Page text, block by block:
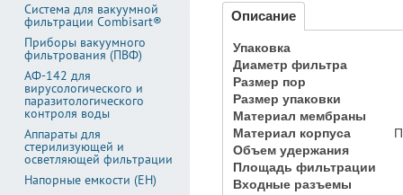
Описание
Упаковка
Диаметр фильтра
Размер пор
Размер упаковки
Материал мембраны
Материал корпуса
Объем удержания
Площадь фильтрации
Входные разъемы
Система для вакуумной
фильтрации Combisart®
Приборы вакуумного
фильтрования (ПВФ)
АФ-142 для
вирусологического и
паразитологического
контроля воды
Аппараты для
стерилизующей и
осветляющей фильтрации
Напорные емкости (ЕН)